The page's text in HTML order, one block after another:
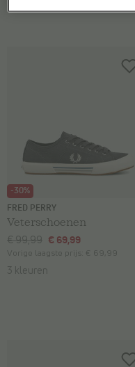
-30%
FRED PERRY
Veterschoenen
€ 99,99 € 69,99
Vorige laagste prijs: € 69,99
3 kleuren